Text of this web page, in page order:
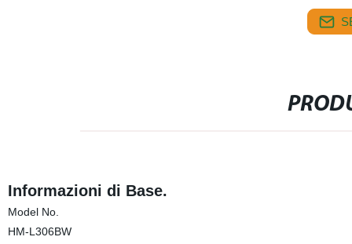
Informazioni di Base.
Model No.
HM-L306BW